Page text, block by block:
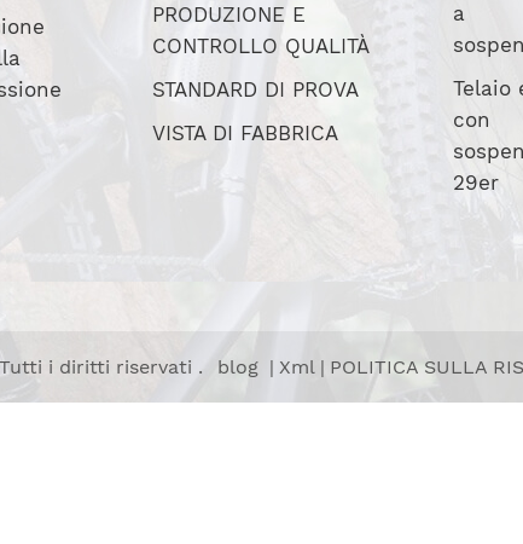
PRODUZIONE E
CONTROLLO QUALITÀ
STANDARD DI PROVA
VISTA DI FABBRICA
a
Telaio
con
29er
Tutti i diritti riservati . blog | Xml | POLITICA SULLA